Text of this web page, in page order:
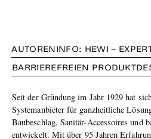
AUTORENINFO: HEWI –
BARRIEREFREIEN
Seit der Gründung im Jahr 1929 hat
Systemanbieter für ganzheitliche
Baubeschlag, Sanitär-Accessoires und
entwickelt. Mit über 95 Jahren